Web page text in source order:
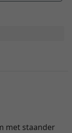
met staander